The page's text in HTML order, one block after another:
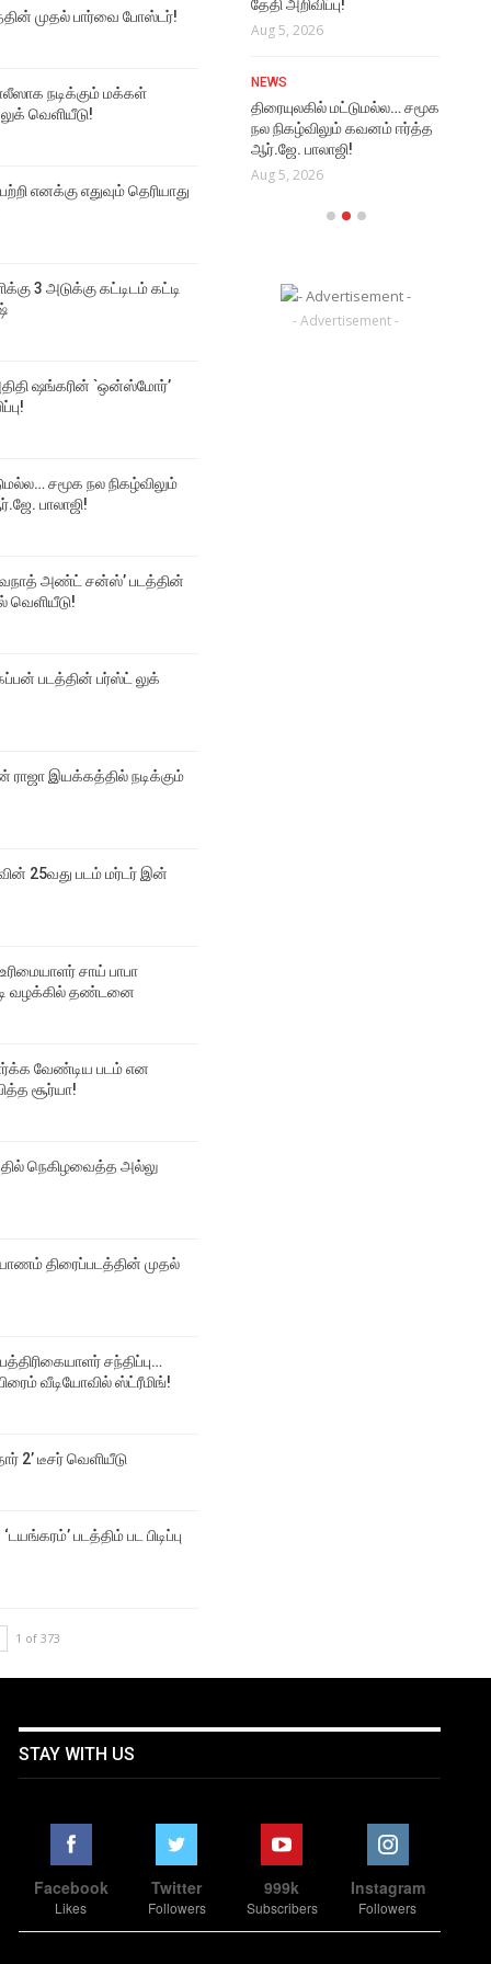
முதல் பார்வை போஸ்டர்!
நடிக்கும் மக்கள்
வெளியீடு!
எனக்கு எதுவும் தெரியாது
3 அடுக்கு கட்டிடம் கட்டி
ஷங்கரின் `ஒன்ஸ்மோர்’
சமூக நல நிகழ்விலும்
பாலாஜி!
அண்ட் சன்ஸ்’ படத்தின்
வெளியீடு!
படத்தின் பர்ஸ்ட் லுக்
இயக்கத்தில் நடிக்கும்
25வது படம் மர்டர் இன்
சாய் பாபா
வழக்கில் தண்டனை
வேண்டிய படம் என
சூர்யா!
நெகிழவைத்த அல்லு
திரைப்படத்தின் முதல்
சந்திப்பு…
வீடியோவில் ஸ்ட்ரீமிங்!
2’ டீசர் வெளியீடு
படத்திம் பட பிடிப்பு
1 of 373
NEWS
Aug 6, 2026
தேதி அறிவிப்பு!
Aug 5, 2026
NEWS
திரையுலகில் மட்டுமல்ல… சமூக
நல நிகழ்விலும் கவனம் ஈர்த்த
ஆர்.ஜே. பாலாஜி!
Aug 5, 2026
- Advertisement -
STAY WITH US
Facebook
Likes
Twitter
Followers
999k
Subscribers
Instagram
Followers